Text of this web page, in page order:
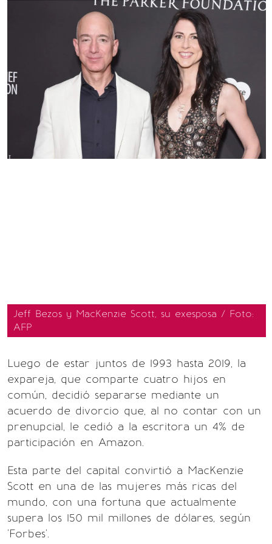
Jeff Bezos y MacKenzie Scott, su exesposa / Foto:
AFP
Luego de estar juntos de 1993 hasta 2019, la
expareja, que comparte cuatro hijos en
común, decidió separarse mediante un
acuerdo de divorcio que, al no contar con un
prenupcial, le cedió a la escritora un 4% de
participación en Amazon.
Esta parte del capital convirtió a MacKenzie
Scott en una de las mujeres más ricas del
mundo, con una fortuna que actualmente
supera los 150 mil millones de dólares, según
'Forbes'.